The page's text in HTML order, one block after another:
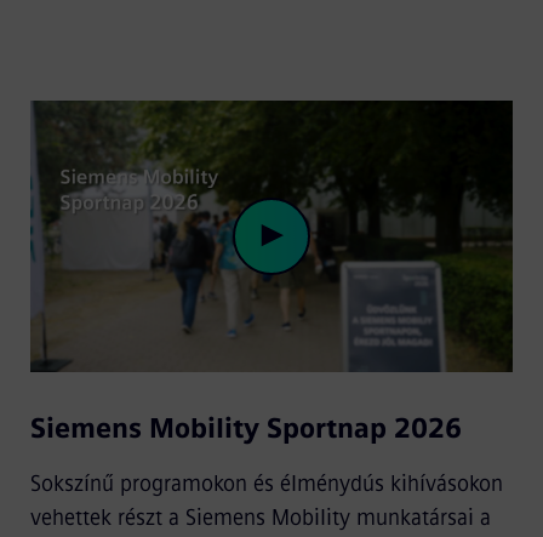
Play
Video
Siemens Mobility Sportnap 2026
Sokszínű programokon és élménydús kihívásokon
vehettek részt a Siemens Mobility munkatársai a